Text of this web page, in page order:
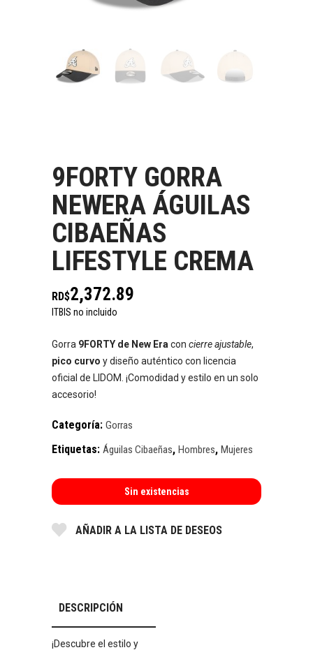
9FORTY GORRA
NEWERA ÁGUILAS
CIBAEÑAS
LIFESTYLE CREMA
RD$2,372.89
ITBIS no incluido
Gorra 9FORTY de New Era con cierre ajustable,
pico curvo y diseño auténtico con licencia
oficial de LIDOM. ¡Comodidad y estilo en un solo
accesorio!
Categoría: Gorras
Etiquetas: Águilas Cibaeñas, Hombres, Mujeres
Sin existencias
AÑADIR A LA LISTA DE DESEOS
DESCRIPCIÓN
¡Descubre el estilo y